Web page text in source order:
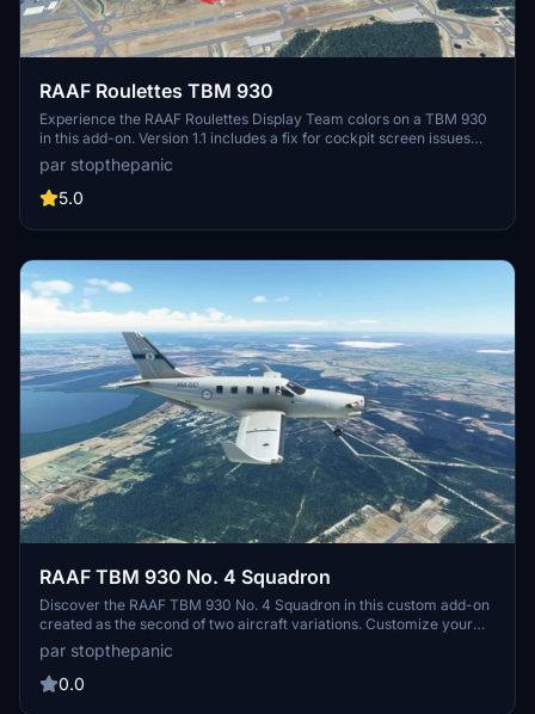
RAAF Roulettes TBM 930
Experience the RAAF Roulettes Display Team colors on a TBM 930
in this add-on. Version 1.1 includes a fix for cockpit screen issues
reported after SU5. Explore the skies in style with this unique
aircraft modification.
par stopthepanic
5.0
RAAF TBM 930 No. 4 Squadron
Discover the RAAF TBM 930 No. 4 Squadron in this custom add-on
created as the second of two aircraft variations. Customize your
flight simulator experience with this unique livery.
par stopthepanic
0.0